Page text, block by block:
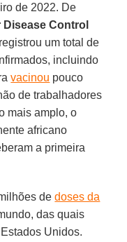
de 2022. De
Control
registrou um total de
incluindo
vacinou pouco
de trabalhadores
mais amplo, o
africano
a primeira
dedoses da
das quais
Unidos.